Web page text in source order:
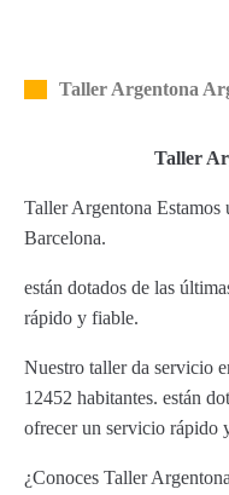
Taller Argentona
Taller
Taller Argentona Estamos
Barcelona.
están dotados de las
rápido y fiable.
Nuestro taller da servicio
12452 habitantes. están
ofrecer un servicio rápido
¿Conoces Taller